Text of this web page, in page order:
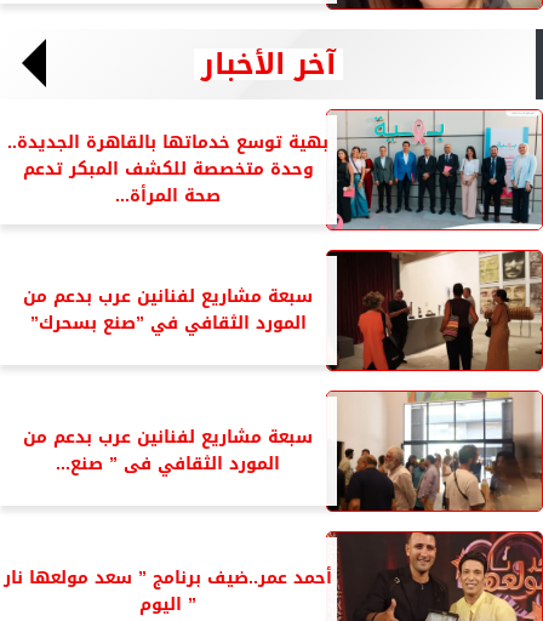
آخر الأخبار
بهية توسع خدماتها بالقاهرة الجديدة..
وحدة متخصصة للكشف المبكر تدعم
صحة المرأة...
سبعة مشاريع لفنانين عرب بدعم من
المورد الثقافي في ”صنع بسحرك”
سبعة مشاريع لفنانين عرب بدعم من
المورد الثقافي فى ” صنع...
أحمد عمر..ضيف برنامج ” سعد مولعها نار
” اليوم